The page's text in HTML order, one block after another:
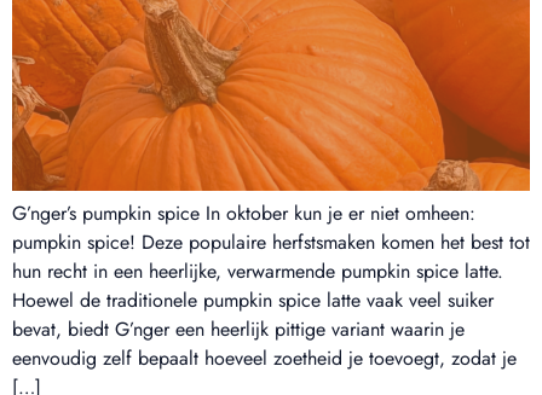
G’nger’s pumpkin spice In oktober kun je er niet omheen:
pumpkin spice! Deze populaire herfstsmaken komen het best tot
hun recht in een heerlijke, verwarmende pumpkin spice latte.
Hoewel de traditionele pumpkin spice latte vaak veel suiker
bevat, biedt G’nger een heerlijk pittige variant waarin je
eenvoudig zelf bepaalt hoeveel zoetheid je toevoegt, zodat je
[…]